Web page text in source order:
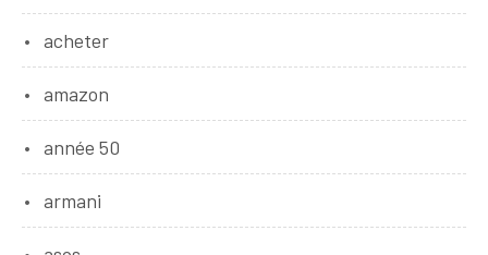
acheter
amazon
année 50
armani